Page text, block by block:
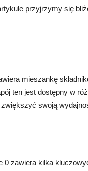
przyjrzymy się
mieszankę
ten jest dostępny w
swoją
0 zawiera kilka